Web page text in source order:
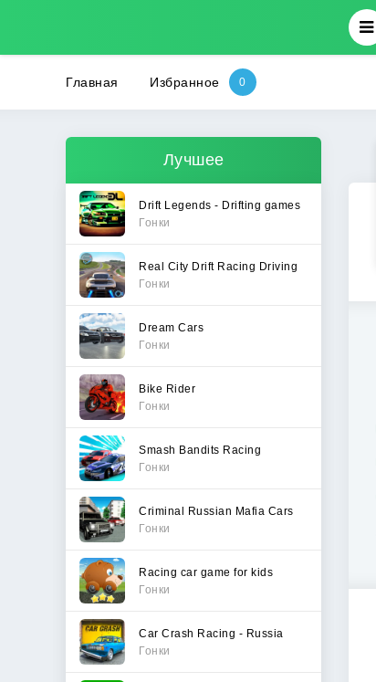
Главная Избранное
Лучшее
Drift Legends - Drifting games
Гонки
Real City Drift Racing Driving
Гонки
Dream Cars
Гонки
Bike Rider
Гонки
Smash Bandits Racing
Гонки
Criminal Russian Mafia Cars
Гонки
Racing car game for kids
Гонки
Car Crash Racing - Russia
Гонки